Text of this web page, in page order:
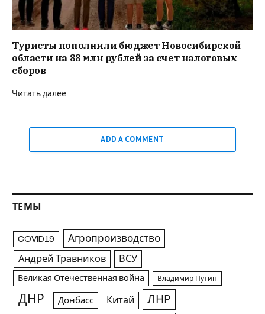
Туристы пополнили бюджет Новосибирской
области на 88 млн рублей за счет налоговых
сборов
Читать далее
ADD A COMMENT
ТЕМЫ
COVID19 Агропроизводство
Андрей Травников ВСУ
Великая Отечественная война Владимир Путин
ДНР Донбасс Китай ЛНР